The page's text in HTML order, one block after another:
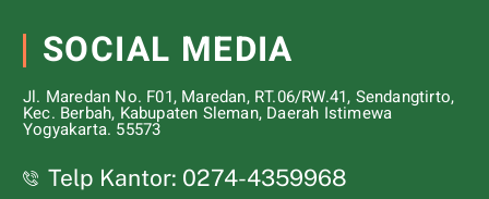
SOCIAL MEDIA
Jl. Maredan No. F01, Maredan, RT.06/RW.41, Sendangtirto,
Kec. Berbah, Kabupaten Sleman, Daerah Istimewa
Yogyakarta. 55573
Telp Kantor: 0274-4359968